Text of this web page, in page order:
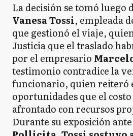
La decisión se tomó luego
Vanesa Tossi, empleada
que gestionó el viaje,
Justicia que el traslado
por el empresario
testimonio contradice la
funcionario, quien reiteró
oportunidades que el
afrontado con recursos
Durante su exposición